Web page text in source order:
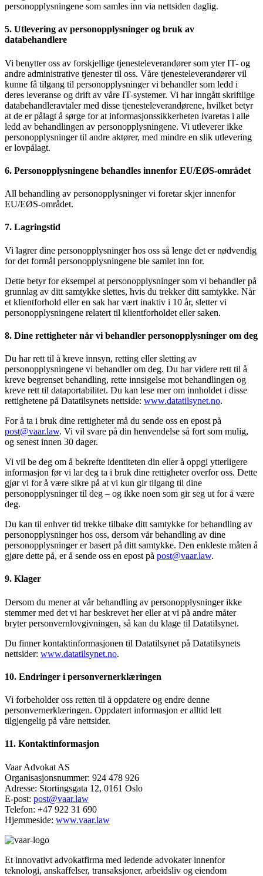
personopplysningene som samles inn via nettsiden daglig.
5. Utlevering av personopplysninger og bruk av
databehandlere
Vi benytter oss av forskjellige tjenesteleverandører som yter IT- og
andre administrative tjenester til oss. Våre tjenesteleverandører vil
kunne få tilgang til personopplysninger vi behandler som ledd i
deres leveranse og drift av våre IT-systemer. Vi har inngått skriftlige
databehandleravtaler med disse tjenesteleverandørene, hvilket betyr
at de er pålagt å sørge for at informasjonssikkerheten ivaretas i alle
ledd av behandlingen av personopplysningene. Vi utleverer ikke
personopplysninger til andre aktører, med mindre en slik utlevering
er lovpålagt.
6. Personopplysningene behandles innenfor EU/EØS-området
All behandling av personopplysninger vi foretar skjer innenfor
EU/EØS-området.
7. Lagringstid
Vi lagrer dine personopplysninger hos oss så lenge det er nødvendig
for det formål personopplysningene ble samlet inn for.
Dette betyr for eksempel at personopplysninger som vi behandler på
grunnlag av ditt samtykke slettes, hvis du trekker ditt samtykke. Når
et klientforhold eller en sak har vært inaktiv i 10 år, sletter vi
personopplysningene relatert til klientforholdet eller saken.
8. Dine rettigheter når vi behandler personopplysninger om deg
Du har rett til å kreve innsyn, retting eller sletting av
personopplysningene vi behandler om deg. Du har videre rett til å
kreve begrenset behandling, rette innsigelse mot behandlingen og
kreve rett til dataportabilitet. Du kan lese mer om innholdet i disse
rettighetene på Datatilsynets nettside: www.datatilsynet.no.
For å ta i bruk dine rettigheter må du sende oss en epost på
post@vaar.law. Vi vil svare på din henvendelse så fort som mulig,
og senest innen 30 dager.
Vi vil be deg om å bekrefte identiteten din eller å oppgi ytterligere
informasjon før vi lar deg ta i bruk dine rettigheter overfor oss. Dette
gjør vi for å være sikre på at vi kun gir tilgang til dine
personopplysninger til deg – og ikke noen som gir seg ut for å være
deg.
Du kan til enhver tid trekke tilbake ditt samtykke for behandling av
personopplysninger hos oss, dersom vår behandling av dine
personopplysninger er basert på ditt samtykke. Den enkleste måten å
gjøre dette på, er å sende oss en epost på post@vaar.law.
9. Klager
Dersom du mener at vår behandling av personopplysninger ikke
stemmer med det vi har beskrevet her eller at vi på andre måter
bryter personvernlovgivningen, så kan du klage til Datatilsynet.
Du finner kontaktinformasjonen til Datatilsynet på Datatilsynets
nettsider: www.datatilsynet.no.
10. Endringer i personvernerklæringen
Vi forbeholder oss retten til å oppdatere og endre denne
personvernerklæringen. Oppdatert informasjon er alltid lett
tilgjengelig på våre nettsider.
11. Kontaktinformasjon
Vaar Advokat AS
Organisasjonsnummer: 924 478 926
Adresse: Stortingsgata 12, 0161 Oslo
E-post: post@vaar.law
Telefon: +47 922 31 690
Hjemmeside: www.vaar.law
Et innovativt advokatfirma med ledende advokater innenfor
teknologi, anskaffelser, transaksjoner, arbeidsliv og eiendom